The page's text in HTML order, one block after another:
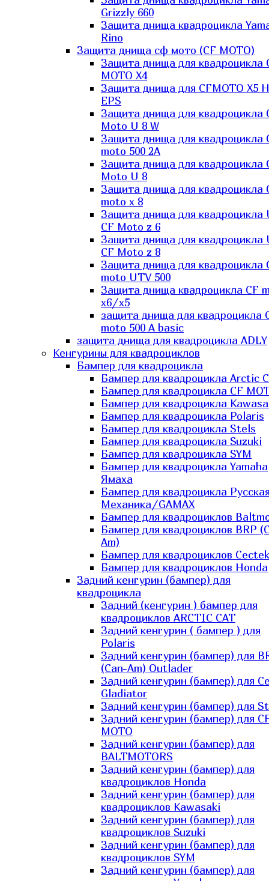
Grizzly 660
Защита днища квадроцикла
Rino
Защита днища сф мото (CF MOTO)
Защита днища для квадроцикла
MOTO X4
Защита днища для CFMOTO X5
EPS
Защита днища для квадроцикла
Moto U 8 W
Защита днища для квадроцикла
moto 500 2A
Защита днища для квадроцикла
Moto U 8
Защита днища для квадроцикла
moto x 8
Защита днища для квадроцикла
CF Moto z 6
Защита днища для квадроцикла
CF Moto z 8
Защита днища для квадроцикла
moto UTV 500
Защита днища квадроцикла СF
x6/x5
защита днища для квадроцикла
moto 500 A basic
защита днища для квадроцикла ADLY
Кенгурины для квадроциклов
Бампер для квадроцикла
Бампер для квадроцикла Arctic
Бампер для квадроцикла CF
Бампер для квадроцикла
Бампер для квадроцикла Polaris
Бампер для квадроцикла Stels
Бампер для квадроцикла Suzuki
Бампер для квадроцикла SYM
Бампер для квадроцикла Yamaha
Ямаха
Бампер для квадроцикла
Механика/GAMAX
Бампер для квадроциклов
Бампер для квадроциклов BRP
Am)
Бампер для квадроциклов Cectek
Бампер для квадроциклов Honda
Задний кенгурин (бампер) для
квадроцикла
Задний (кенгурин ) бампер для
квадроциклов ARCTIC CAT
Задний кенгурин ( бампер ) для
Polaris
Задний кенгурин (бампер) для
(Can-Am) Outlader
Задний кенгурин (бампер) для
Gladiator
Задний кенгурин (бампер) для
Задний кенгурин (бампер) для
MOTO
Задний кенгурин (бампер) для
BALTMOTORS
Задний кенгурин (бампер) для
квадроциклов Honda
Задний кенгурин (бампер) для
квадроциклов Kawasaki
Задний кенгурин (бампер) для
квадроциклов Suzuki
Задний кенгурин (бампер) для
квадроциклов SYM
Задний кенгурин (бампер) для